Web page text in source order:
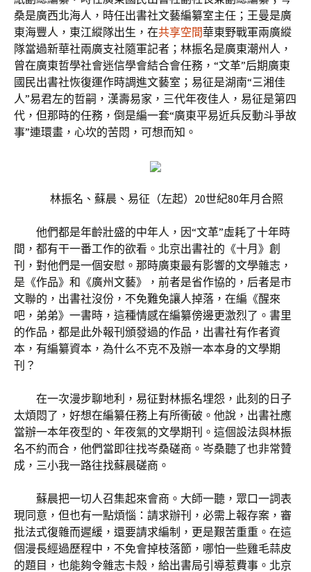
桑是廣西北海人，時任出書社文藝編纂室主任；王曼是廣
東海豐人，東江縱隊出生，在共享空間華東野戰軍兩廣縱
隊當過新華社兩廣支社隨軍記者；林振名是廣東潮州人，
曾在廣東哲學社會迷信學會結合會任務，“文革”后期廣東
國民出書社恢復運作時調進文藝室；易征是湖南“三湘佳
人”易君左的哲嗣，漢壽易家，三代年夜佳人，易征是第四
代，但那時的任務，倒是編一套“廣東平易近兵反動斗爭故
事”連環畫，心坎的苦悶，可想而知。
林振名、蘇晨、易征（左起）20世紀80年月合照
他們都是年齡壯盛的中年人，因“文革”虛耗了十年時
間，都有干一番工作的欲看。北京出書社的《十月》創
刊，對他們是一個安慰。那時廣東最有影響的文學雜志，
是《作品》和《廣州文藝》，前者是省作協的，后者是市
文聯的，出書社沒份，不免難免讓人掉落，在編《醒來
吧，弟弟》一書時，這種情感在編纂傍邊更激烈了。書里
的作品，都是此外報刊頒發過的作品，出書社有作者資
本，有編纂資本，為什么不克不及辦一本本身的文學期
刊？
在一次漫步聊地利，易征對林振名埋怨，此刻的日子
太煩悶了，好想在編纂任務上有所衝破。他說，出書社應
當辦一本年夜型的、年夜氣的文學期刊。這個設法與林振
名不約而合，他們當即往找岑桑磋商。岑桑聽了也非常贊
成，三小我一路往找蘇晨磋商。
蘇晨把一切人召集起來會商。大師一聽，眾口一詞表
現同意，但也有一點煩惱：請求辦刊，必需上報存案，審
批法式復雜而遲緩，還要請求編制，更是艱苦重重。在這
個漫長經過歷程中，不免會掉枝落節，哪怕一些雞毛蒜皮
的題目，也能夠令雜志卡殼，給出書局引導惹費事。北京